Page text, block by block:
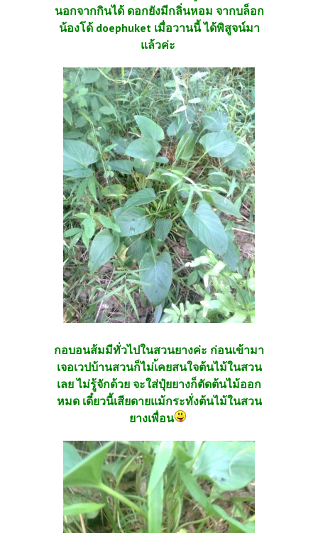
นอกจากกินได้ ดอกยังมีกลิ่นหอม จากบล็อก
น้องโด้ doephuket เมื่อวานนี้ ได้พิสูจน์มา
แล้วค่ะ
กอบอนส้มมีทั่วไปในสวนยางค่ะ ก่อนเข้ามา
เจอเวปบ้านสวนก็ไม่เ้คยสนใจต้นไม้ในสวน
เลย ไม่รู้จักด้วย จะใส่ปุ๋ยยางก็ตัดต้นไม้ออก
หมด เดี๋ยวนี้เสียดายแม้กระทั่งต้นไม้ในสวน
ยางเพื่อน